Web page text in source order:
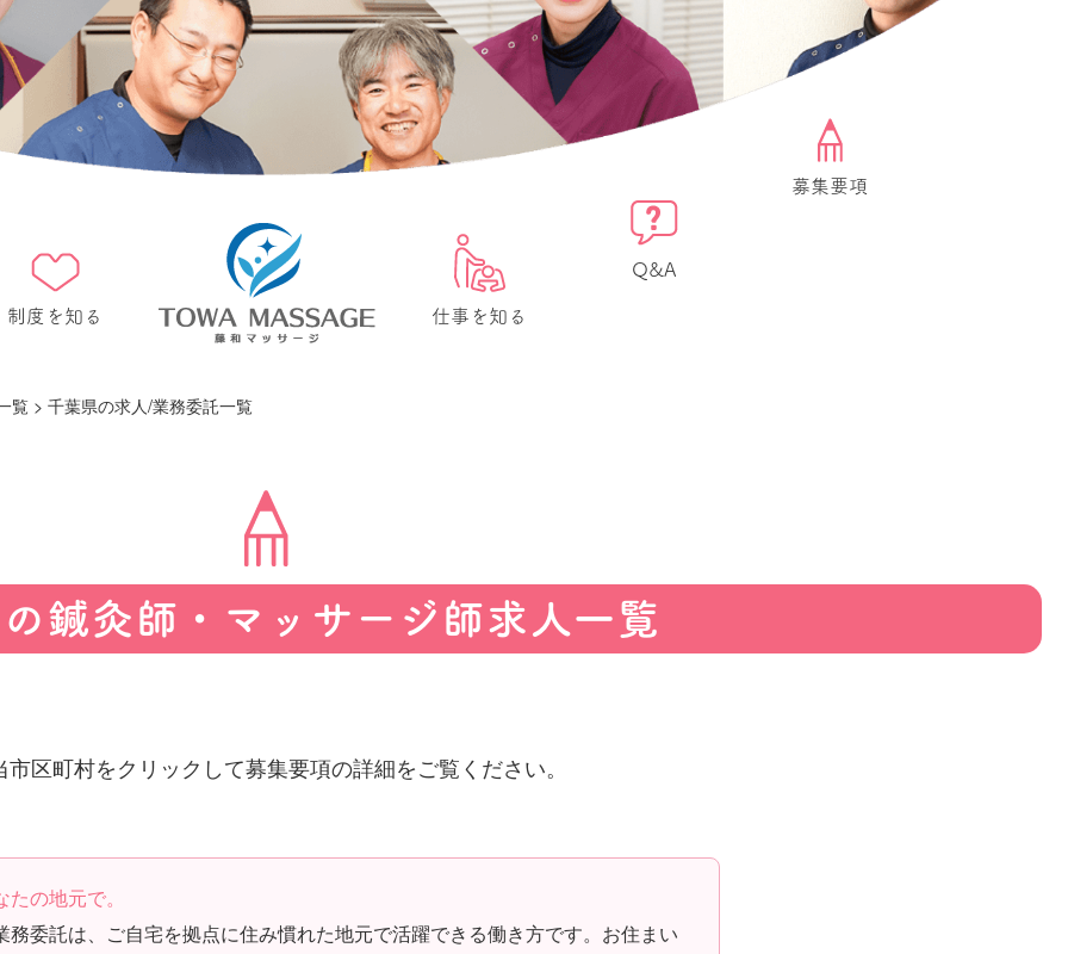
制度を知る 仕事を知る
Q&A
募集要項
覧 > 千葉県の求人/業務委託一覧
鍼灸師・マッサージ師求人一覧
市区町村をクリックして募集要項の詳細をご覧ください。
の地元で。
委託は、ご自宅を拠点に住み慣れた地元で活躍できる働き方です。 お住まい